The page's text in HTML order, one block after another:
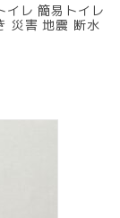
イレ 簡易トイレ
災害 地震 断水